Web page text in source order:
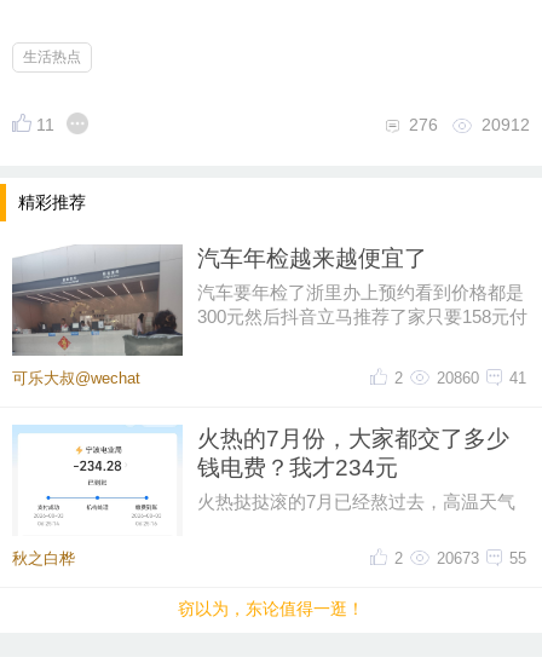
等等，大家认为工作中最让人讨厌是的事情是什么？
提示：回复之后就能看到红包，点击下方“开”即可领
取红包~
生活热点
11 20912
276
精彩推荐
汽车年检越来越便宜了
汽车要年检了浙里办上预约看到价格都是
300元然后抖音立马推荐了家只要158元付
可乐大叔@wechat 41
20860
2
火热的7月份，大家都交了多少
钱电费？我才234元
火热挞挞滚的7月已经熬过去，高温天气
超300，昨天一看帐单才234元。
秋之白桦 55
20673
2
窃以为，东论值得一逛！